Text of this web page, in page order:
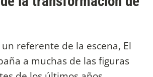
un referente de la escena, El
a muchas de las figuras